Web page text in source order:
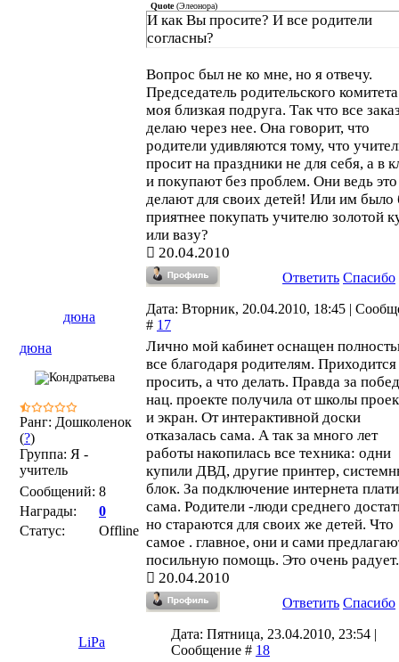
Quote(Элеонора)
И как Вы просите? И все родители
согласны?
Вопрос был не ко мне, но я отвечу.
Председатель родительского
моя близкая подруга. Так что все
делаю через нее. Она говорит, что
родители удивляются тому, что
просит на праздники не для себя, а в
и покупают без проблем. Они ведь это
делают для своих детей! Или им было
приятнее покупать учителю золотой
или вазу?
20.04.2010
Ответить Спасибо
дюна
Дата: Вторник, 20.04.2010, 18:45 |
# 17
дюна
Ранг: Дошколенок
(?)
Группа: Я -
учитель
Сообщений: 8
Награды:
0
Статус:
Offline
Лично мой кабинет оснащен
все благодаря родителям. Приходится
просить, а что делать. Правда за
нац. проекте получила от школы
и экран. От интерактивной доски
отказалась сама. А так за много лет
работы накопилась все техника: одни
купили ДВД, другие принтер,
блок. За подключение интернета
сама. Родители -люди среднего
но стараются для своих же детей. Что
самое . главное, они и сами
посильную помощь. Это очень радует.
20.04.2010
Ответить Спасибо
LiPa
Дата: Пятница, 23.04.2010, 23:54 |
Сообщение # 18